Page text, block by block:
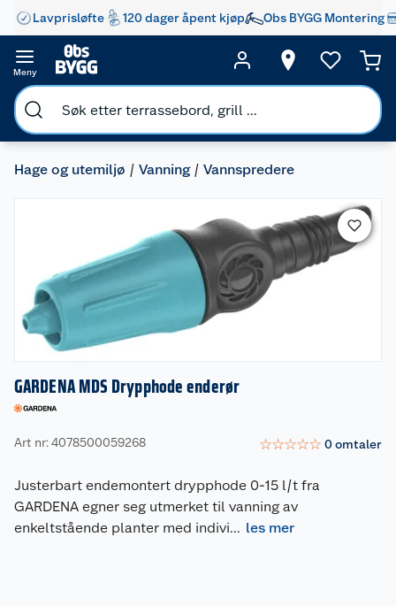
Lavprisløfte 120 dager åpent kjøp Obs BYGG Montering
Meny
Hage og utemiljø Vanning Vannspredere
GARDENA MDS Drypphode enderør
Art nr: 4078500059268 ☆☆☆☆☆ 0omtaler
Justerbart endemontert drypphode 0-15 l/t fra
GARDENA egner seg utmerket til vanning av
enkeltstående planter med indivi... les mer